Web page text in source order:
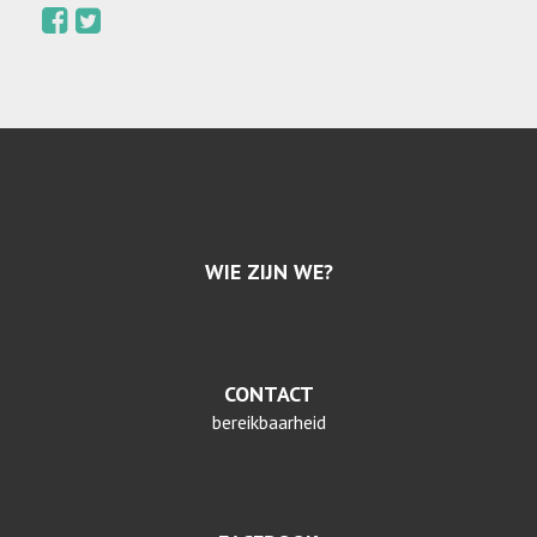
WIE ZIJN WE?
CONTACT
bereikbaarheid